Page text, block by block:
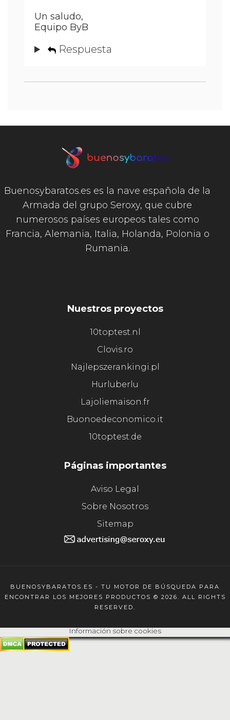
Un saludo,
Equipo ByB
Respuesta
Buenosybaratos.es es la nave española de la
Armada del grupo Seroxy, que cubre
numerosos países europeos tales como
Francia, Alemania, Italia, Holanda, Polonia o
Rumania.
Nuestros proyectos
10toptest.nl
Clovis.ro
Najlepszerankingi.pl
Hurluberlu
Lajoliemaison.fr
Buonoedeconomico.it
10toptest.de
Páginas importantes
Aviso Legal
Sobre Nosotros
Sitemap
BUENOSYBARATOS.ES - TU MOTOR DE BÚSQUEDA PARA
ENCONTRAR LOS MEJORES PRODUCTOS © 2026. ALL RIGHTS
RESERVED.
Información sobre cookies